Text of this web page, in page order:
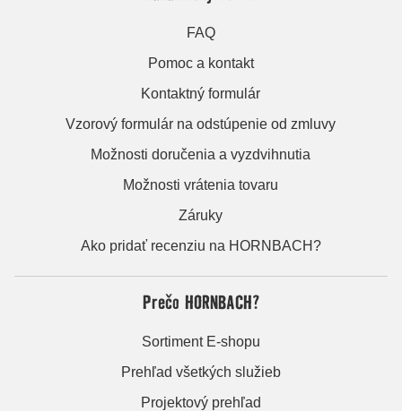
FAQ
Pomoc a kontakt
Kontaktný formulár
Vzorový formulár na odstúpenie od zmluvy
Možnosti doručenia a vyzdvihnutia
Možnosti vrátenia tovaru
Záruky
Ako pridať recenziu na HORNBACH?
Prečo HORNBACH?
Sortiment E-shopu
Prehľad všetkých služieb
Projektový prehľad